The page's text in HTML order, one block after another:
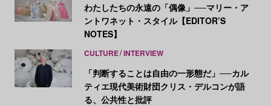
わたしたちの永遠の「偶像」──マリー・ア
ントワネット・スタイル【EDITOR’S
NOTES】
CULTURE INTERVIEW
「判断することは自由の一形態だ」──カル
ティエ現代美術財団クリス・デルコンが語
る、公共性と批評